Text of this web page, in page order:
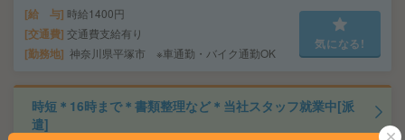
給 与 時給1400円
交通費 交通費支給有り
勤務地 神奈川県平塚市 ※車通勤・バイク通勤OK
気になる!
時短＊16時まで＊書類整理など＊当社スタッフ就業中[派
遣]